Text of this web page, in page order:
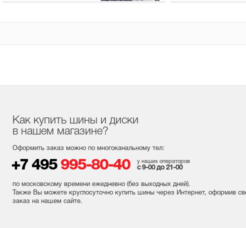
Как купить шины и диски
в нашем магазине?
Оформить заказ можно по многоканальному тел:
+7 495 995-80-40 у наших операторов
с 9-00 до 21-00
по московскому времени ежедневно (без выходных дней).
Также Вы можете круглосуточно купить шины через Интернет, оформив
заказ на нашем сайте.